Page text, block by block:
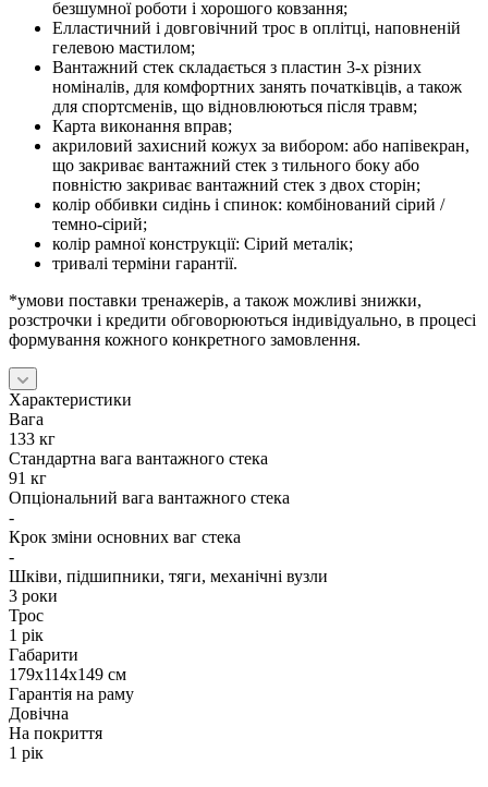
безшумної роботи і хорошого ковзання;
Елластичний і довговічний трос в оплітці, наповненій
гелевою мастилом;
Вантажний стек складається з пластин 3-х різних
номіналів, для комфортних занять початківців, а також
для спортсменів, що відновлюються після травм;
Карта виконання вправ;
акриловий захисний кожух за вибором: або напівекран,
що закриває вантажний стек з тильного боку або
повністю закриває вантажний стек з двох сторін;
колір оббивки сидінь і спинок: комбінований сірий /
темно-сірий;
колір рамної конструкції: Сірий металік;
тривалі терміни гарантії.
*умови поставки тренажерів, а також можливі знижки,
розстрочки і кредити обговорюються індивідуально, в процесі
формування кожного конкретного замовлення.
Характеристики
Вага
133 кг
Стандартна вага вантажного стека
91 кг
Опціональний вага вантажного стека
-
Крок зміни основних ваг стека
-
Шківи, підшипники, тяги, механічні вузли
3 роки
Трос
1 рік
Габарити
179x114x149 см
Гарантія на раму
Довічна
На покриття
1 рік